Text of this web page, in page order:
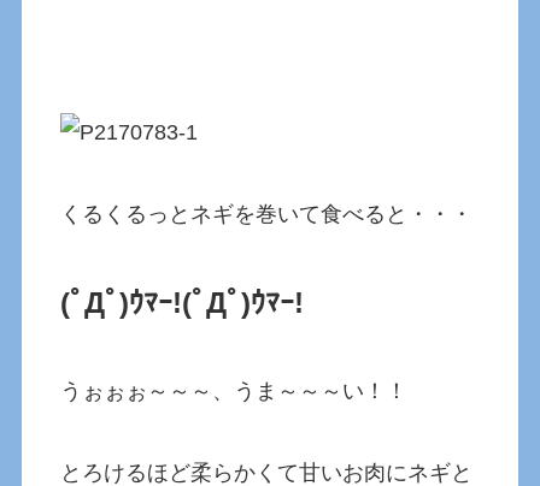
くるくるっとネギを巻いて食べると・・・
(ﾟДﾟ)ｳﾏｰ!(ﾟДﾟ)ｳﾏｰ!
うぉぉぉ～～～、うま～～～い！！
とろけるほど柔らかくて甘いお肉にネギと